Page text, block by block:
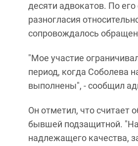
десяти адвокатов. По
разногласия
сопровождалось
"Мое участие
период, когда Соболева
выполнены", - сообщил
Он отметил, что считает
бывшей подзащитной.
надлежащего качества,